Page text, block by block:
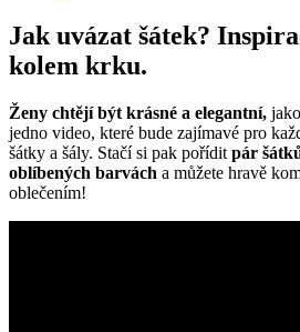
Jak uvázat šátek?
kolem krku.
Ženy chtějí být krásné a elegantní,
jedno video, které bude zajímavé pro
šátky a šály. Stačí si pak pořídit pár
oblíbených barvách a můžete hravě
oblečením!